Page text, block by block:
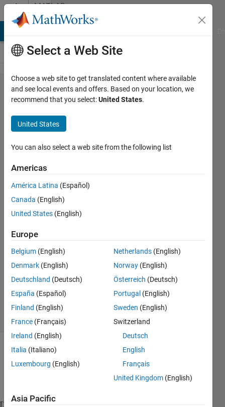
Skip to contentMATLAB
Answers
ルンゲ
クッタ
法の入
力引数
の不足
につい
て。
yamamoto
yosuke
2020
1 Answer
Answer
Updated
30 Jul 2020
9 Views
(30 days)
Show older
comments
Select a Web Site
Choose a web site to get translated content where available
and see local events and offers. Based on your location, we
recommend that you select:United States.
United States
You can also select a web site from the following list
Americas
América Latina (Español)
Canada (English)
United States (English)
Europe
Belgium (English)
Denmark (English)
Deutschland (Deutsch)
España (Español)
Finland (English)
France (Français)
Ireland (English)
Italia (Italiano)
Luxembourg (English)
Netherlands (English)
Norway (English)
Österreich (Deutsch)
Portugal (English)
Sweden (English)
Switzerland
Deutsch
English
Français
United Kingdom (English)
Asia Pacific